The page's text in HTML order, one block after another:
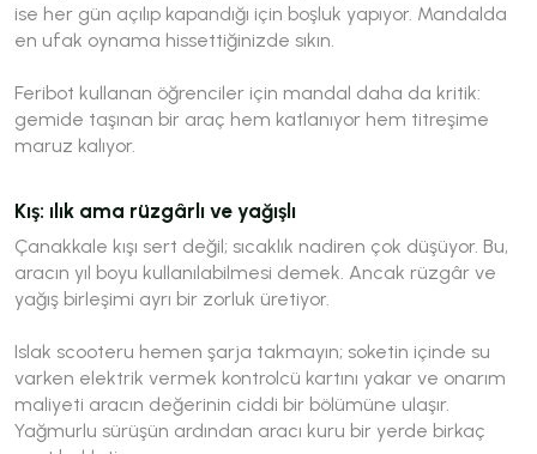
ise her gün açılıp kapandığı için boşluk yapıyor. Mandalda
en ufak oynama hissettiğinizde sıkın.
Feribot kullanan öğrenciler için mandal daha da kritik:
gemide taşınan bir araç hem katlanıyor hem titreşime
maruz kalıyor.
Kış: ılık ama rüzgârlı ve yağışlı
Çanakkale kışı sert değil; sıcaklık nadiren çok düşüyor. Bu,
aracın yıl boyu kullanılabilmesi demek. Ancak rüzgâr ve
yağış birleşimi ayrı bir zorluk üretiyor.
Islak scooteru hemen şarja takmayın; soketin içinde su
varken elektrik vermek kontrolcü kartını yakar ve onarım
maliyeti aracın değerinin ciddi bir bölümüne ulaşır.
Yağmurlu sürüşün ardından aracı kuru bir yerde birkaç